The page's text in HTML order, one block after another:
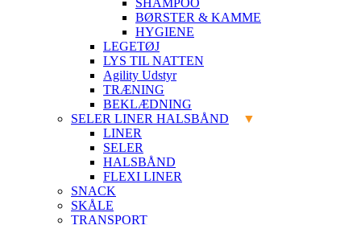
SHAMPOO
BØRSTER & KAMME
HYGIENE
LEGETØJ
LYS TIL NATTEN
Agility Udstyr
TRÆNING
BEKLÆDNING
SELER LINER HALSBÅND
LINER
SELER
HALSBÅND
FLEXI LINER
SNACK
SKÅLE
TRANSPORT